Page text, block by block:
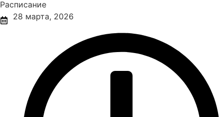
Расписание
28 марта, 2026